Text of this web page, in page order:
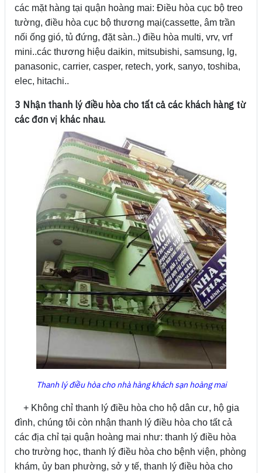
các mặt hàng tại quận hoàng mai: Điều hòa cục bộ treo
tường, điều hòa cục bộ thương mại(cassette, âm trần
nối ống gió, tủ đứng, đặt sàn..) điều hòa multi, vrv, vrf
mini..các thương hiệu daikin, mitsubishi, samsung, lg,
panasonic, carrier, casper, retech, york, sanyo, toshiba,
elec, hitachi..
3 Nhận thanh lý điều hòa cho tất cả các khách hàng từ
các đơn vị khác nhau.
Thanh lý điều hòa cho nhà hàng khách sạn hoàng mai
+ Không chỉ thanh lý điều hòa cho hộ dân cư, hộ gia
đình, chúng tôi còn nhận thanh lý điều hòa cho tất cả
các địa chỉ tại quận hoàng mai như: thanh lý điều hòa
cho trường học, thanh lý điều hòa cho bệnh viện, phòng
khám, ủy ban phường, sở y tế, thanh lý điều hòa cho